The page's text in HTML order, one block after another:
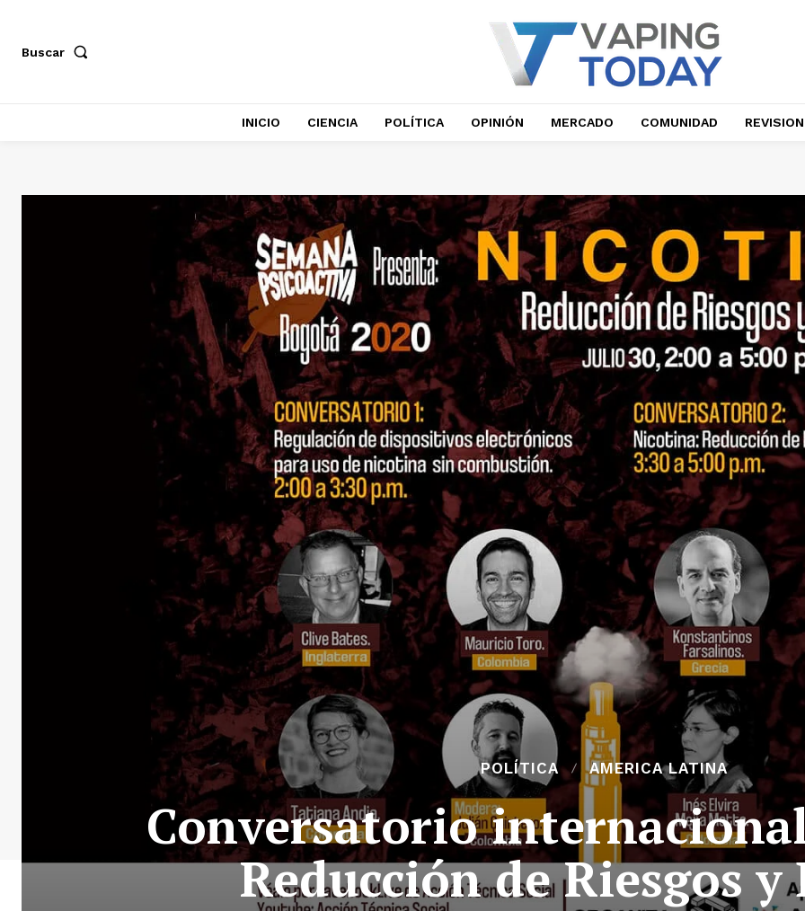
Buscar
INICIO CIENCIA POLÍTICA OPINIÓN MERCADO COMUNIDAD
POLÍTICA AMERICA LATINA
Conversatorio
Reducción de Riesgos y